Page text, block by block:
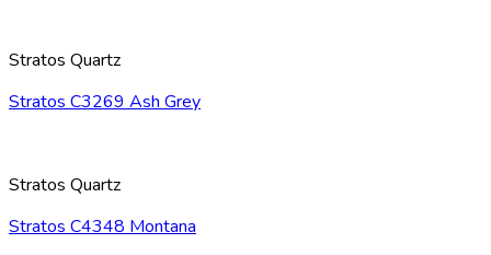
Stratos Quartz
Stratos C3269 Ash Grey
Stratos Quartz
Stratos C4348 Montana